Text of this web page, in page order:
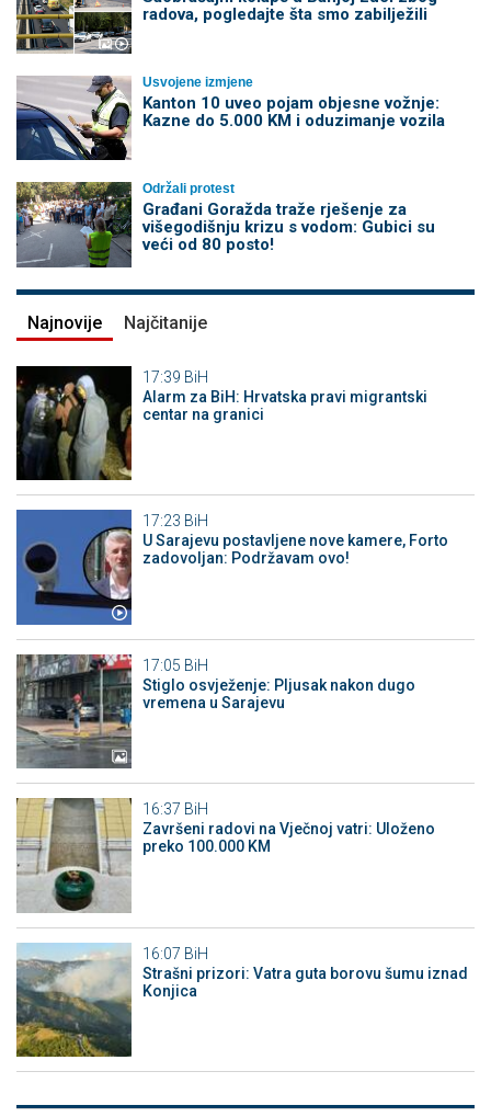
radova, pogledajte šta smo zabilježili
Usvojene izmjene
Kanton 10 uveo pojam objesne vožnje:
Kazne do 5.000 KM i oduzimanje vozila
Održali protest
Građani Goražda traže rješenje za
višegodišnju krizu s vodom: Gubici su
veći od 80 posto!
Najnovije Najčitanije
17:39 BiH
Alarm za BiH: Hrvatska pravi migrantski
centar na granici
17:23 BiH
U Sarajevu postavljene nove kamere, Forto
zadovoljan: Podržavam ovo!
17:05 BiH
Stiglo osvježenje: Pljusak nakon dugo
vremena u Sarajevu
16:37 BiH
Završeni radovi na Vječnoj vatri: Uloženo
preko 100.000 KM
16:07 BiH
Strašni prizori: Vatra guta borovu šumu iznad
Konjica